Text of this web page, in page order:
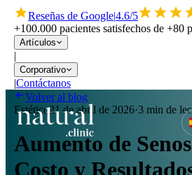
Reseñas de Google|4.6/5
+100.000 pacientes satisfechos de +80
Artículos
|
Corporativo
|Contáctanos
Volver al blog
Estético21 de abril de 2026·3 min de
Aumento de
Costo y